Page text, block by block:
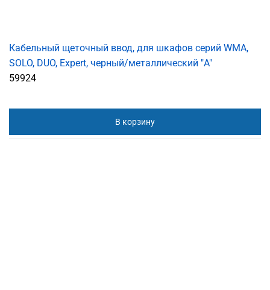
Кабельный щеточный ввод, для шкафов серий WMA,
SOLO, DUO, Expert, черный/металлический "A"
59924
В корзину